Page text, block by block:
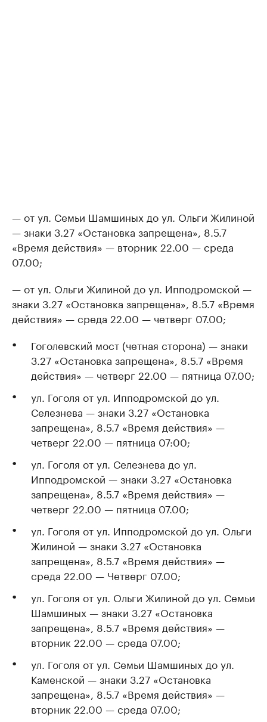
— от ул. Семьи Шамшиных до ул. Ольги Жилиной
— знаки 3.27 «Остановка запрещена», 8.5.7
«Время действия» — вторник 22.00 — среда
07.00;
— от ул. Ольги Жилиной до ул. Ипподромской —
знаки 3.27 «Остановка запрещена», 8.5.7 «Время
действия» — среда 22.00 — четверг 07.00;
Гоголевский мост (четная сторона) — знаки
3.27 «Остановка запрещена», 8.5.7 «Время
действия» — четверг 22.00 — пятница 07.00;
ул. Гоголя от ул. Ипподромской до ул.
Селезнева — знаки 3.27 «Остановка
запрещена», 8.5.7 «Время действия» —
четверг 22.00 — пятница 07:00;
ул. Гоголя от ул. Селезнева до ул.
Ипподромской — знаки 3.27 «Остановка
запрещена», 8.5.7 «Время действия» —
четверг 22.00 — пятница 07.00;
ул. Гоголя от ул. Ипподромской до ул. Ольги
Жилиной — знаки 3.27 «Остановка
запрещена», 8.5.7 «Время действия» —
среда 22.00 — Четверг 07.00;
ул. Гоголя от ул. Ольги Жилиной до ул. Семьи
Шамшиных — знаки 3.27 «Остановка
запрещена», 8.5.7 «Время действия» —
вторник 22.00 — среда 07.00;
ул. Гоголя от ул. Семьи Шамшиных до ул.
Каменской — знаки 3.27 «Остановка
запрещена», 8.5.7 «Время действия» —
вторник 22.00 — среда 07.00;